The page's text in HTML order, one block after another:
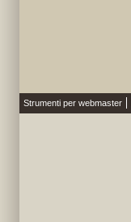
Strumenti per webmaster